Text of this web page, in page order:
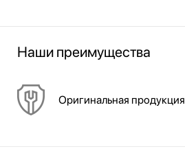
Наши преимущества
Оригинальная продукция